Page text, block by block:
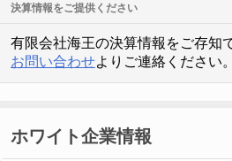
決算情報をご提供ください
有限会社海王の決算情報をご存知
お問い合わせよりご連絡ください。
ホワイト企業情報